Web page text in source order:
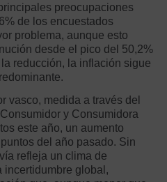
preocupaciones
de los encuestados
problema, aunque esto
desde el pico del 50,2%
reducción, la inflación sigue
vasco, medida a través del
y Consumidora
este año, un aumento
del año pasado. Sin
refleja un clima de
incertidumbre global,